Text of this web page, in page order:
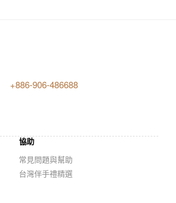
+886-906-486688
協助
常見問題與幫助
台灣伴手禮精選